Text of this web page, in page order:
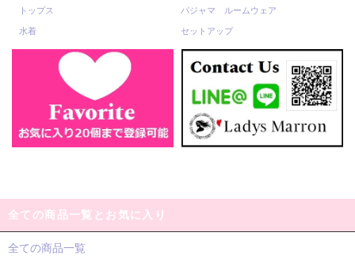
トップス パジャマ ルームウェア
水着 セットアップ
全ての商品一覧とお気に入り
全ての商品一覧